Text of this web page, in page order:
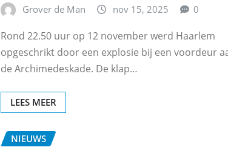
Grover de Man nov 15, 2025 0
Rond 22.50 uur op 12 november werd Haarlem
opgeschrikt door een explosie bij een voordeur
de Archimedeskade. De klap…
LEES MEER
NIEUWS